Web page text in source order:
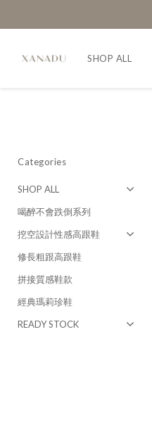
SHOP ALL
Categories
SHOP ALL
喝醉不會跌倒系列
挖空設計性感高跟鞋
修長粗跟高跟鞋
拼接質感鞋款
經典瑪莉珍鞋
READY STOCK